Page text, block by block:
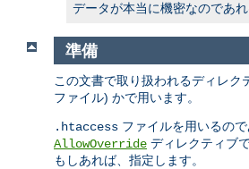
データが本当に機密なのであ
準備
この文書で取り扱われるディレク
ファイル) かで用います。
.htaccess ファイルを用いるの
AllowOverride ディレクティブ
もしあれば、指定します。